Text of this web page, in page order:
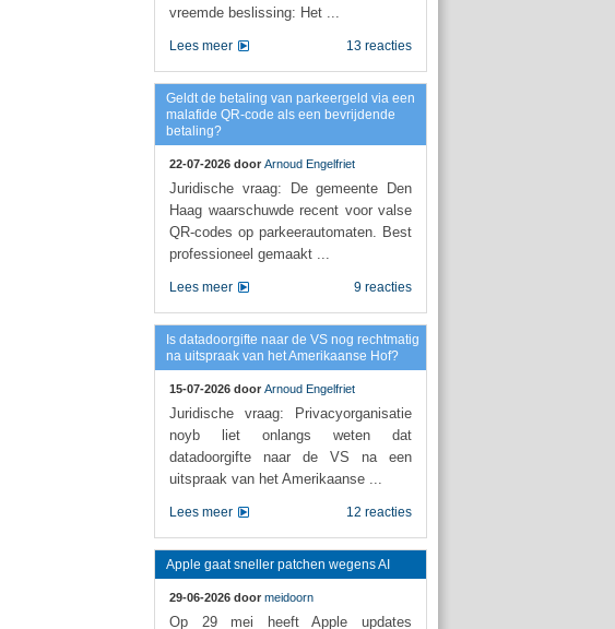
vreemde beslissing: Het ...
13 reacties
Lees meer
Geldt de betaling van parkeergeld via een
malafide QR-code als een bevrijdende
betaling?
22-07-2026 door Arnoud Engelfriet
Juridische vraag: De gemeente Den
Haag waarschuwde recent voor valse
QR-codes op parkeerautomaten. Best
professioneel gemaakt ...
9 reacties
Lees meer
Is datadoorgifte naar de VS nog rechtmatig
na uitspraak van het Amerikaanse Hof?
15-07-2026 door Arnoud Engelfriet
Juridische vraag: Privacyorganisatie
noyb liet onlangs weten dat
datadoorgifte naar de VS na een
uitspraak van het Amerikaanse ...
12 reacties
Lees meer
Apple gaat sneller patchen wegens AI
29-06-2026 door meidoorn
Op 29 mei heeft Apple updates